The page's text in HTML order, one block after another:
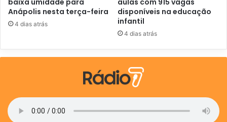
baixa umidade para
Anápolis nesta terça-feira
4 dias atrás
aulas com 915 vagas
disponíveis na educação
infantil
4 dias atrás